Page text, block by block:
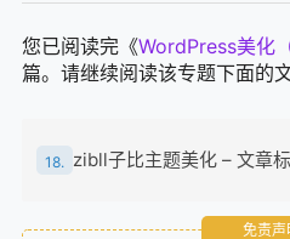
您已阅读完《WordPress美化
篇。请继续阅读该专题下面的文
18. zibll子比主题美化 – 文章
免责声